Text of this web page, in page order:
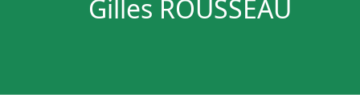
Gilles ROUSSEAU